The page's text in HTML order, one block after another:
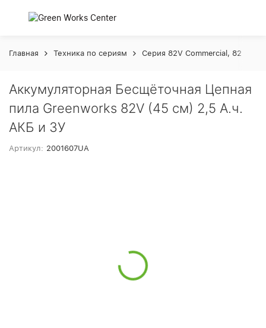
Главная Техника по сериям Серия 82V Commercial, 82 Вольт
Аккумуляторная Бесщёточная Цепная
пила Greenworks 82V (45 см) 2,5 А.ч.
АКБ и ЗУ
Артикул: 2001607UA